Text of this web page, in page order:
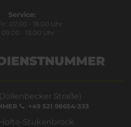
Service:
07.00 - 18.00 Uhr
09.00 - 13.00 Uhr
Straße)
+49 521 98654-333
Stukenbrock